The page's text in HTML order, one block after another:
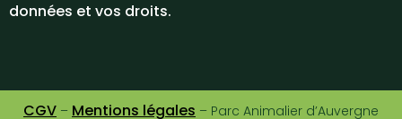
données et vos droits.
CGV – Mentions légales – Parc Animalier d’Auvergne